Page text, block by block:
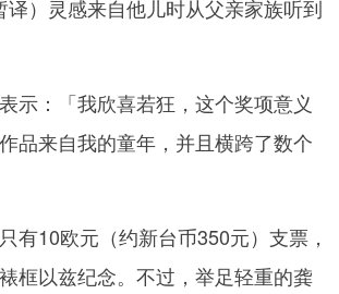
译）灵感来自他儿时从父亲家族听到
示：「我欣喜若狂，这个奖项意义
品来自我的童年，并且横跨了数个
有10欧元（约新台币350元）支票，
框以兹纪念。不过，举足轻重的龚